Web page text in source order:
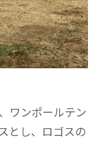
ワンポールテン
とし、ロゴスの